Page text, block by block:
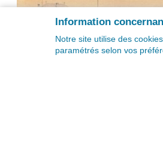
Information
Notre site utilise des
paramétrés selon vos